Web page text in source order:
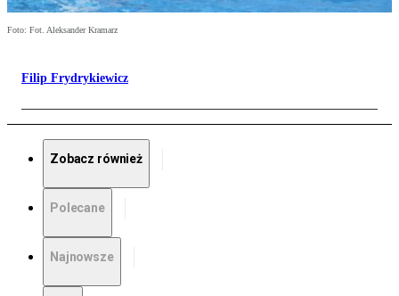
Foto: Fot. Aleksander Kramarz
Filip Frydrykiewicz
Zobacz również
Polecane
Najnowsze